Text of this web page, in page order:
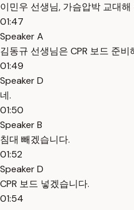
이민우 선생님, 가슴압박 교대해
01:47
Speaker A
김동규 선생님은 CPR 보드 준비
01:49
Speaker D
네.
01:50
Speaker B
침대 빼겠습니다.
01:52
Speaker D
CPR 보드 넣겠습니다.
01:54